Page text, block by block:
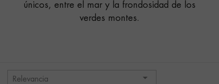
únicos, entre el mar y la frondosidad de los
verdes montes.
Relevancia 